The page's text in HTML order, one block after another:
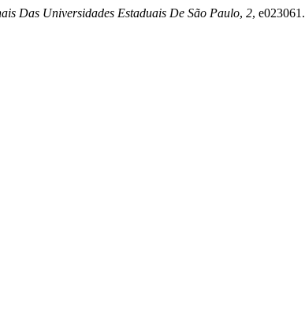
Das Universidades Estaduais De São Paulo, 2, e023061.